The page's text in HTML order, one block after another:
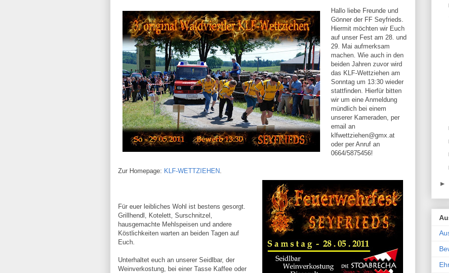
Hallo liebe Freunde und
Gönner der FF Seyfrieds.
Hiermit möchten wir Euch
auf unser Fest am 28. und
29. Mai aufmerksam
machen. Wie auch in den
beiden Jahren zuvor wird
das KLF-Wettziehen am
Sonntag um 13:30 wieder
stattfinden. Hierfür bitten
wir um eine Anmeldung
mündlich bei einem
unserer Kameraden, per
email an
klfwettziehen@gmx.at
oder per Anruf an
0664/5875456!
Zur Homepage: KLF-WETTZIEHEN
Für euer leibliches Wohl ist bestens gesorgt.
Grillhendl, Kotelett, Surschnitzel,
hausgemachte Mehlspeisen und andere
Köstlichkeiten warten an beiden Tagen auf
Euch.
Unterhaltet euch an unserer Seidlbar, der
Weinverkostung, bei einer Tasse Kaffee oder
►